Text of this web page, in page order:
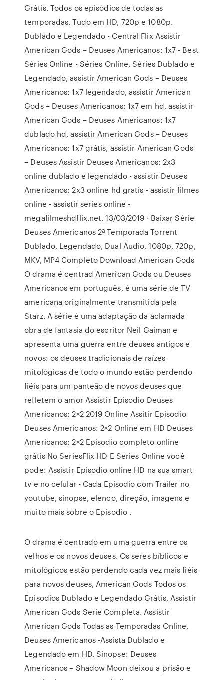
Grátis. Todos os episódios de todas as
temporadas. Tudo em HD, 720p e 1080p.
Dublado e Legendado - Central Flix Assistir
American Gods – Deuses Americanos: 1x7 - Best
Séries Online - Séries Online, Séries Dublado e
Legendado, assistir American Gods – Deuses
Americanos: 1x7 legendado, assistir American
Gods – Deuses Americanos: 1x7 em hd, assistir
American Gods – Deuses Americanos: 1x7
dublado hd, assistir American Gods – Deuses
Americanos: 1x7 grátis, assistir American Gods
– Deuses Assistir Deuses Americanos: 2x3
online dublado e legendado - assistir Deuses
Americanos: 2x3 online hd gratis - assistir filmes
online - assistir series online -
megafilmeshdflix.net. 13/03/2019 · Baixar Série
Deuses Americanos 2ª Temporada Torrent
Dublado, Legendado, Dual Áudio, 1080p, 720p,
MKV, MP4 Completo Download American Gods
O drama é centrad American Gods ou Deuses
Americanos em português, é uma série de TV
americana originalmente transmitida pela
Starz. A série é uma adaptação da aclamada
obra de fantasia do escritor Neil Gaiman e
apresenta uma guerra entre deuses antigos e
novos: os deuses tradicionais de raízes
mitológicas de todo o mundo estão perdendo
fiéis para um panteão de novos deuses que
refletem o amor Assistir Episodio Deuses
Americanos: 2×2 2019 Online Assitir Episodio
Deuses Americanos: 2×2 Online em HD Deuses
Americanos: 2×2 Episodio completo online
grátis No SeriesFlix HD E Series Online você
pode: Assistir Episodio online HD na sua smart
tv e no celular - Cada Episodio com Trailer no
youtube, sinopse, elenco, direção, imagens e
muito mais sobre o Episodio .
O drama é centrado em uma guerra entre os
velhos e os novos deuses. Os seres bíblicos e
mitológicos estão perdendo cada vez mais fiéis
para novos deuses, American Gods Todos os
Episodios Dublado e Legendado Grátis, Assistir
American Gods Serie Completa. Assistir
American Gods Todas as Temporadas Online,
Deuses Americanos -Assista Dublado e
Legendado em HD. Sinopse: Deuses
Americanos – Shadow Moon deixou a prisão e